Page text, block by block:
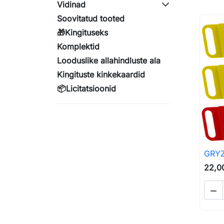
Vidinad
Soovitatud tooted
🎁Kingituseks
Komplektid
Looduslike allahindluste ala
Kingituste kinkekaardid
📦Licitatsioonid
